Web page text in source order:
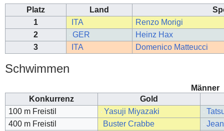
Platz Land
1
ITA
Renzo Morigi
2
GER
Heinz Hax
3
ITA Domenico Matteucci
Schwimmen
Männer
Konkurrenz
Gold
100 m Freistil
Yasuji Miyazaki
400 m Freistil
Buster Crabbe